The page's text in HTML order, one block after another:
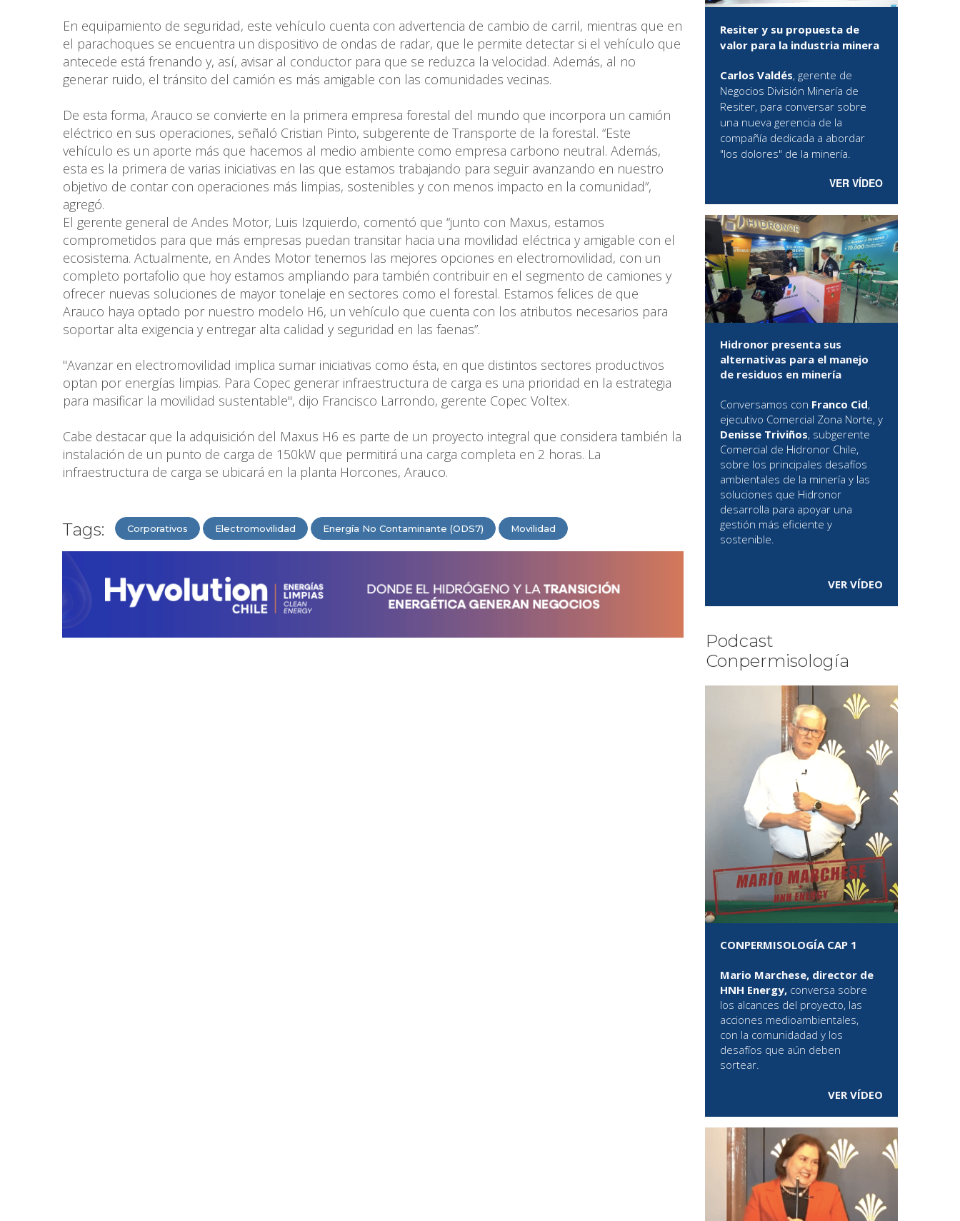
En equipamiento de seguridad, este vehículo cuenta con advertencia de cambio de carril, mientras que en
el parachoques se encuentra un dispositivo de ondas de radar, que le permite detectar si el vehículo que
antecede está frenando y, así, avisar al conductor para que se reduzca la velocidad. Además, al no
generar ruido, el tránsito del camión es más amigable con las comunidades vecinas.
De esta forma, Arauco se convierte en la primera empresa forestal del mundo que incorpora un camión
eléctrico en sus operaciones, señaló Cristian Pinto, subgerente de Transporte de la forestal. “Este
vehículo es un aporte más que hacemos al medio ambiente como empresa carbono neutral. Además,
esta es la primera de varias iniciativas en las que estamos trabajando para seguir avanzando en nuestro
objetivo de contar con operaciones más limpias, sostenibles y con menos impacto en la comunidad”,
agregó.
El gerente general de Andes Motor, Luis Izquierdo, comentó que “junto con Maxus, estamos
comprometidos para que más empresas puedan transitar hacia una movilidad eléctrica y amigable con el
ecosistema. Actualmente, en Andes Motor tenemos las mejores opciones en electromovilidad, con un
completo portafolio que hoy estamos ampliando para también contribuir en el segmento de camiones y
ofrecer nuevas soluciones de mayor tonelaje en sectores como el forestal. Estamos felices de que
Arauco haya optado por nuestro modelo H6, un vehículo que cuenta con los atributos necesarios para
soportar alta exigencia y entregar alta calidad y seguridad en las faenas”.
"Avanzar en electromovilidad implica sumar iniciativas como ésta, en que distintos sectores productivos
optan por energías limpias. Para Copec generar infraestructura de carga es una prioridad en la estrategia
para masificar la movilidad sustentable", dijo Francisco Larrondo, gerente Copec Voltex.
Cabe destacar que la adquisición del Maxus H6 es parte de un proyecto integral que considera también la
instalación de un punto de carga de 150kW que permitirá una carga completa en 2 horas. La
infraestructura de carga se ubicará en la planta Horcones, Arauco.
Tags: Corporativos Electromovilidad Energía No Contaminante (ODS7) Movilidad
Resiter y su propuesta de
valor para la industria minera
Carlos Valdés, gerente de
Negocios División Minería de
Resiter, para conversar sobre
una nueva gerencia de la
compañía dedicada a abordar
"los dolores" de la minería.
VER VÍDEO
Hidronor presenta sus
alternativas para el manejo
de residuos en minería
Conversamos con Franco Cid,
ejecutivo Comercial Zona Norte, y
Denisse Triviños, subgerente
Comercial de Hidronor Chile,
sobre los principales desafíos
ambientales de la minería y las
soluciones que Hidronor
desarrolla para apoyar una
gestión más eficiente y
sostenible.
VER VÍDEO
Podcast
Conpermisología
CONPERMISOLOGÍA CAP 1
Mario Marchese, director de
HNH Energy, conversa sobre
los alcances del proyecto, las
acciones medioambientales,
con la comunidadad y los
desafíos que aún deben
sortear.
VER VÍDEO